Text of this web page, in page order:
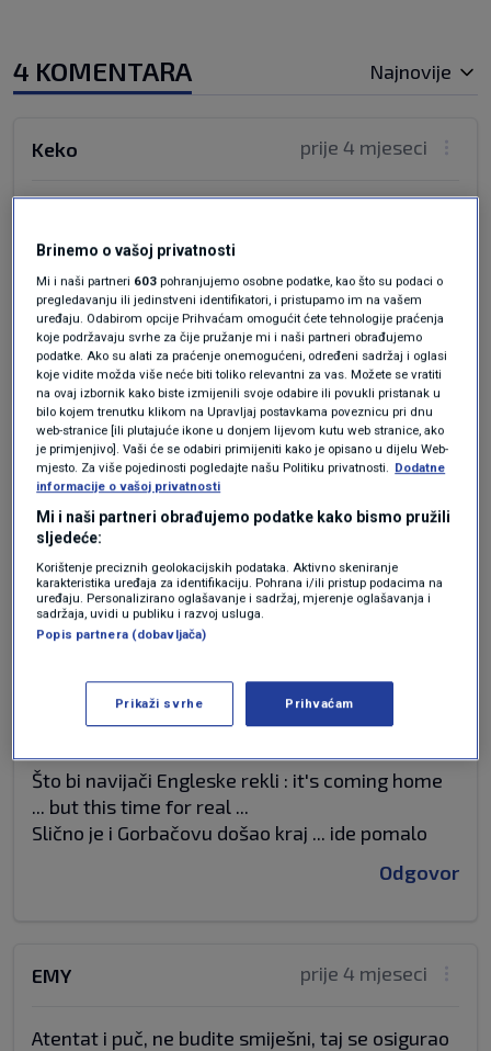
4 KOMENTARA Najnovije
prije 4 mjeseci
Keko
ravnoj ploči, i svakodnevno obavlja državničke
poslove iz Kremlja, rezidencije predsjednika RF.
Nema nikakve potrebe da se skriva od bilo koga,
a CNN.....no coment!
Odgovor
prije 4 mjeseci
Mikula Mali
Rusi nisu budale kao ostali. Znaju s kim imaju
posla. Iza svih terorističkih akcija stoje uvijek
zapadne službe.
prije 4 mjeseci
Što bi navijači Engleske rekli : it's coming home
... but this time for real ...
Slično je i Gorbačovu došao kraj ... ide pomalo
Odgovor
prije 4 mjeseci
EMY
Atentat i puč, ne budite smiješni, taj se osigurao
Brinemo o vašoj privatnosti
Mi i naši partneri 603 pohranjujemo osobne podatke, kao što su podaci o
pregledavanju ili jedinstveni identifikatori, i pristupamo im na vašem
uređaju. Odabirom opcije Prihvaćam omogućit ćete tehnologije praćenja
koje podržavaju svrhe za čije pružanje mi i naši partneri obrađujemo
podatke. Ako su alati za praćenje onemogućeni, određeni sadržaj i oglasi
koje vidite možda više neće biti toliko relevantni za vas. Možete se vratiti
na ovaj izbornik kako biste izmijenili svoje odabire ili povukli pristanak u
bilo kojem trenutku klikom na Upravljaj postavkama poveznicu pri dnu
web-stranice [ili plutajuće ikone u donjem lijevom kutu web stranice, ako
je primjenjivo]. Vaši će se odabiri primijeniti kako je opisano u dijelu Web-
mjesto. Za više pojedinosti pogledajte našu Politiku privatnosti. Dodatne
informacije o vašoj privatnosti
Mi i naši partneri obrađujemo podatke kako bismo pružili
sljedeće:
Korištenje preciznih geolokacijskih podataka. Aktivno skeniranje
karakteristika uređaja za identifikaciju. Pohrana i/ili pristup podacima na
uređaju. Personalizirano oglašavanje i sadržaj, mjerenje oglašavanja i
sadržaja, uvidi u publiku i razvoj usluga.
Popis partnera (dobavljača)
Prikaži svrhe Prihvaćam